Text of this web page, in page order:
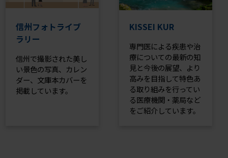
信州フォトライブ
ラリー
信州で撮影された美し
い景色の写真、カレン
ダー、文庫本カバーを
掲載しています。
KISSEI KUR
専門医による疾患や治
療についての最新の知
見と今後の展望、より
高みを目指して特色あ
る取り組みを行ってい
る医療機関・薬局など
をご紹介しています。